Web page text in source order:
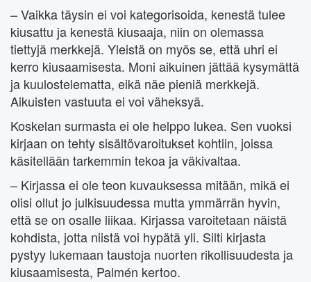
– Vaikka täysin ei voi kategorisoida, kenestä tulee
kiusattu ja kenestä kiusaaja, niin on olemassa
tiettyjä merkkejä. Yleistä on myös se, että uhri ei
kerro kiusaamisesta. Moni aikuinen jättää kysymättä
ja kuulostelematta, eikä näe pieniä merkkejä.
Aikuisten vastuuta ei voi väheksyä.
Koskelan surmasta ei ole helppo lukea. Sen vuoksi
kirjaan on tehty sisältövaroitukset kohtiin, joissa
käsitellään tarkemmin tekoa ja väkivaltaa.
– Kirjassa ei ole teon kuvauksessa mitään, mikä ei
olisi ollut jo julkisuudessa mutta ymmärrän hyvin,
että se on osalle liikaa. Kirjassa varoitetaan näistä
kohdista, jotta niistä voi hypätä yli. Silti kirjasta
pystyy lukemaan taustoja nuorten rikollisuudesta ja
kiusaamisesta, Palmén kertoo.